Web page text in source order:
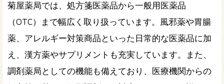
菊屋薬局では、処方箋医薬品から一般用医薬品
（OTC）まで幅広く取り扱っています。風邪薬や胃腸
薬、アレルギー対策商品といった日常的な医薬品に加
え、漢方薬やサプリメントも充実しています。また、
調剤薬局としての機能も備えており、医療機関からの